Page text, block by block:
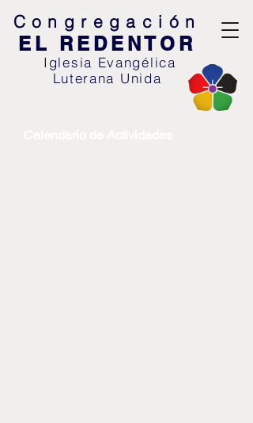
Congregació n
EL REDENTOR
Iglesia Evangélica
Luterana Unida